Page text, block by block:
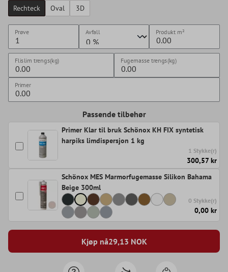
Rechteck Oval 3D
Prøve Avfall Produkt m²
Flislim trengs(kg) Fugemasse trengs(kg)
Primer
Passende tilbehør
Primer Klar til bruk Schönox KH FIX syntetisk
harpiks limdispersjon 1 kg
1 Stykke(r)
300,57 kr
Schönox MES Marmorfugemasse Silikon Bahama
Beige 300ml
0 Stykke(r)
0,00 kr
Kjøp nå29,13 NOK